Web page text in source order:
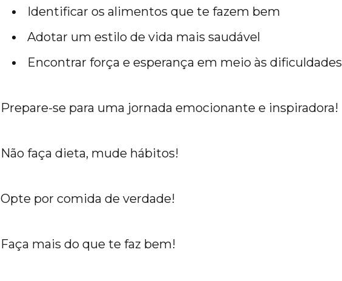
Identificar os alimentos que te fazem bem
Adotar um estilo de vida mais saudável
Encontrar força e esperança em meio às dificuldades
Prepare-se para uma jornada emocionante e inspiradora!
Não faça dieta, mude hábitos!
Opte por comida de verdade!
Faça mais do que te faz bem!